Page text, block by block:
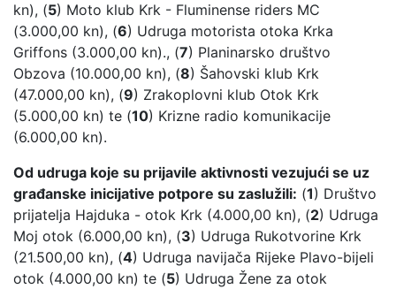
kn), (5) Moto klub Krk - Fluminense riders MC
(3.000,00 kn), (6) Udruga motorista otoka Krka
Griffons (3.000,00 kn)., (7) Planinarsko društvo
Obzova (10.000,00 kn), (8) Šahovski klub Krk
(47.000,00 kn), (9) Zrakoplovni klub Otok Krk
(5.000,00 kn) te (10) Krizne radio komunikacije
(6.000,00 kn).
Od udruga koje su prijavile aktivnosti vezujući se uz
građanske inicijative potpore su zaslužili: (1) Društvo
prijatelja Hajduka - otok Krk (4.000,00 kn), (2) Udruga
Moj otok (6.000,00 kn), (3) Udruga Rukotvorine Krk
(21.500,00 kn), (4) Udruga navijača Rijeke Plavo-bijeli
otok (4.000,00 kn) te (5) Udruga Žene za otok